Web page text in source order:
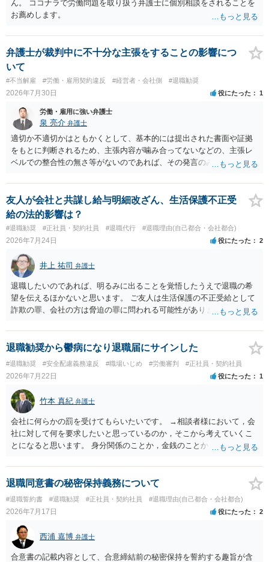
ん。 ココナラで労働問題を取り扱う弁護士に個別相談をされることを
お薦めします。
弁護士が裁判中に不十分な主張をすることの影響につ
いて
#不当解雇 #労働・雇用契約違反 #経営者・会社側 #退職勧奨
2026年7月30日 役にたった 1
労働・雇用に強い弁護士
泉 亮介 弁護士
適切か不適切かはともかくとして、基本的には提出された書面や証拠
をもとに判断されるため、主張内容が噛み合ってないなどの、主張レ
ベルでの整合性の無さ等がないのであれば、その発言のみで大きく不
友人が会社と共謀し給与明細改ざん、生活保護不正受
給の法的影響は？
#退職勧奨 #正社員・契約社員 #退職代行 #退職理由(自己都合・会社都合)
2026年7月24日 役にたった 2
井上 祐司 弁護士
退職したいのであれば、明るみに出ることを覚悟したうえで退職の希
望を伝えるほかないと思います。 ご友人は生活保護の不正受給として
詐欺の罪、会社の方は脅迫の罪に問われる可能性がありますが、感覚
うかはケースバイケースです。
退職勧奨から鬱病になり退職届にサインした
#退職勧奨 #安全配慮義務違反 #職場いじめ #労働審判 #正社員・契約社員
2026年7月22日 役にたった 1
竹本 真紀 弁護士
会社に何らかの罰を受けてもらいたいです。 →相談者様において，会
社に対して何を要求したいと思っているのか，そこから考えていくこ
とになると思います。 身分関係のことか，金銭のことか，会社自体に
わからない，そういう状態なのであれば，その点を検討していくこと
から始めるのがよいと思います。
退職同意書の秘密保持義務について
#退職誓約書 #退職勧奨 #正社員・契約社員 #退職理由(自己都合・会社都合)
2026年7月17日 役にたった 2
西浦 嘉博 弁護士
合意書の記載内容として、合意締結前の秘密保持を誓約する趣旨が含